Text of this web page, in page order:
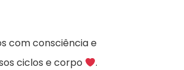
com consciência e
ciclos e corpo
.